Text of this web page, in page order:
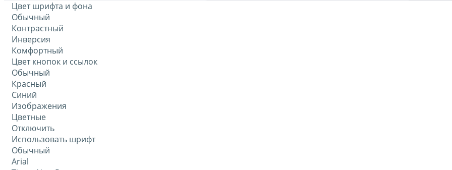
Цвет шрифта и фона
Обычный
Контрастный
Инверсия
Комфортный
Цвет кнопок и ссылок
Обычный
Красный
Синий
Изображения
Цветные
Отключить
Использовать шрифт
Обычный
Arial